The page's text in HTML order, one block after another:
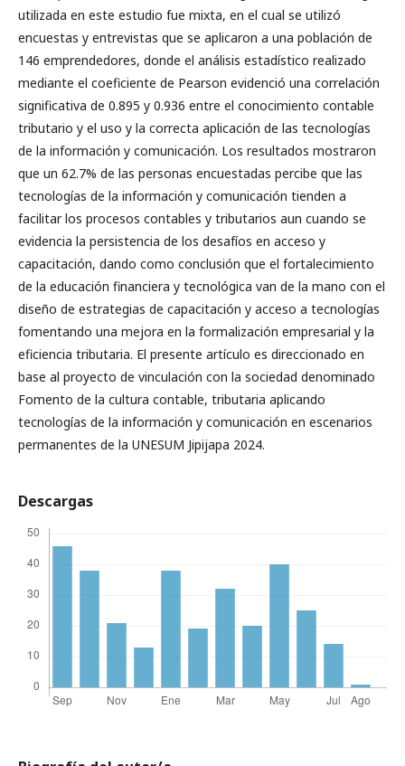
utilizada en este estudio fue mixta, en el cual se utilizó
encuestas y entrevistas que se aplicaron a una población de
146 emprendedores, donde el análisis estadístico realizado
mediante el coeficiente de Pearson evidenció una correlación
significativa de 0.895 y 0.936 entre el conocimiento contable
tributario y el uso y la correcta aplicación de las tecnologías
de la información y comunicación. Los resultados mostraron
que un 62.7% de las personas encuestadas percibe que las
tecnologías de la información y comunicación tienden a
facilitar los procesos contables y tributarios aun cuando se
evidencia la persistencia de los desafíos en acceso y
capacitación, dando como conclusión que el fortalecimiento
de la educación financiera y tecnológica van de la mano con el
diseño de estrategias de capacitación y acceso a tecnologías
fomentando una mejora en la formalización empresarial y la
eficiencia tributaria. El presente artículo es direccionado en
base al proyecto de vinculación con la sociedad denominado
Fomento de la cultura contable, tributaria aplicando
tecnologías de la información y comunicación en escenarios
permanentes de la UNESUM Jipijapa 2024.
Descargas